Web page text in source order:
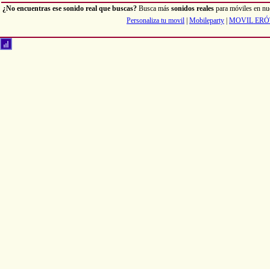
¿No encuentras ese sonido real que buscas? Busca más sonidos reales para móviles en
Personaliza tu movil Mobileparty MOVIL